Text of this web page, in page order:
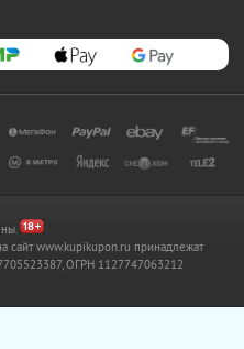
сайт www.kupikupon.ru принадлежат
ОГРН 1127747063212